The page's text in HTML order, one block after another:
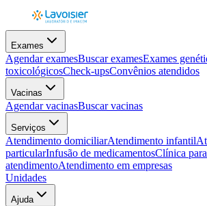
Exames
Agendar examesBuscar examesExames
toxicológicosCheck-upsConvênios atendidos
Vacinas
Agendar vacinasBuscar vacinas
Serviços
Atendimento domiciliarAtendimento infantil
particularInfusão de medicamentosClínica
atendimentoAtendimento em empresas
Unidades
Ajuda